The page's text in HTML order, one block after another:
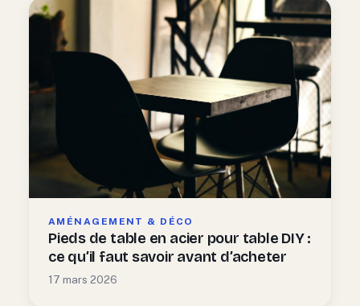
AMÉNAGEMENT & DÉCO
Pieds de table en acier pour table DIY :
ce qu’il faut savoir avant d’acheter
17 mars 2026